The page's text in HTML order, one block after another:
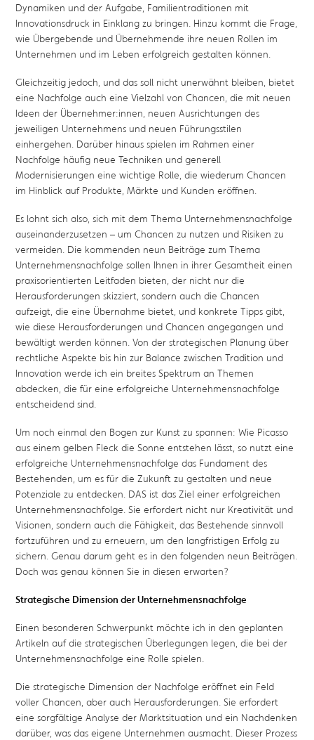
Dynamiken und der Aufgabe, Familientraditionen mit
Innovationsdruck in Einklang zu bringen. Hinzu kommt die Frage,
wie Übergebende und Übernehmende ihre neuen Rollen im
Unternehmen und im Leben erfolgreich gestalten können.
Gleichzeitig jedoch, und das soll nicht unerwähnt bleiben, bietet
eine Nachfolge auch eine Vielzahl von Chancen, die mit neuen
Ideen der Übernehmer:innen, neuen Ausrichtungen des
jeweiligen Unternehmens und neuen Führungsstilen
einhergehen. Darüber hinaus spielen im Rahmen einer
Nachfolge häufig neue Techniken und generell
Modernisierungen eine wichtige Rolle, die wiederum Chancen
im Hinblick auf Produkte, Märkte und Kunden eröffnen.
Es lohnt sich also, sich mit dem Thema Unternehmensnachfolge
auseinanderzusetzen – um Chancen zu nutzen und Risiken zu
vermeiden. Die kommenden neun Beiträge zum Thema
Unternehmensnachfolge sollen Ihnen in ihrer Gesamtheit einen
praxisorientierten Leitfaden bieten, der nicht nur die
Herausforderungen skizziert, sondern auch die Chancen
aufzeigt, die eine Übernahme bietet, und konkrete Tipps gibt,
wie diese Herausforderungen und Chancen angegangen und
bewältigt werden können. Von der strategischen Planung über
rechtliche Aspekte bis hin zur Balance zwischen Tradition und
Innovation werde ich ein breites Spektrum an Themen
abdecken, die für eine erfolgreiche Unternehmensnachfolge
entscheidend sind.
Um noch einmal den Bogen zur Kunst zu spannen: Wie Picasso
aus einem gelben Fleck die Sonne entstehen lässt, so nutzt eine
erfolgreiche Unternehmensnachfolge das Fundament des
Bestehenden, um es für die Zukunft zu gestalten und neue
Potenziale zu entdecken. DAS ist das Ziel einer erfolgreichen
Unternehmensnachfolge. Sie erfordert nicht nur Kreativität und
Visionen, sondern auch die Fähigkeit, das Bestehende sinnvoll
fortzuführen und zu erneuern, um den langfristigen Erfolg zu
sichern. Genau darum geht es in den folgenden neun Beiträgen.
Doch was genau können Sie in diesen erwarten?
Strategische Dimension der Unternehmensnachfolge
Einen besonderen Schwerpunkt möchte ich in den geplanten
Artikeln auf die strategischen Überlegungen legen, die bei der
Unternehmensnachfolge eine Rolle spielen.
Die strategische Dimension der Nachfolge eröffnet ein Feld
voller Chancen, aber auch Herausforderungen. Sie erfordert
eine sorgfältige Analyse der Marktsituation und ein Nachdenken
darüber, was das eigene Unternehmen ausmacht. Dieser Prozess